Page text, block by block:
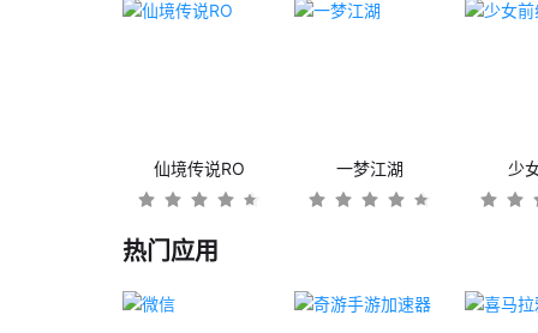
仙境传说RO 一梦江湖 少
热门应用